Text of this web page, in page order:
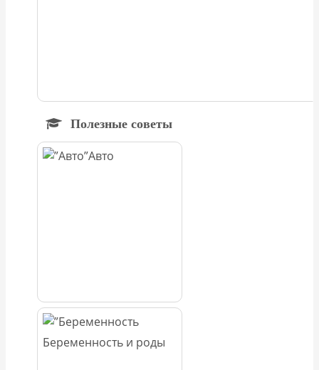
Полезные советы
Авто
Беременность и роды